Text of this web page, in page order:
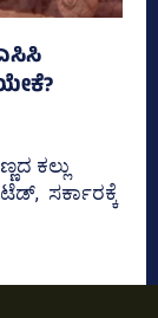
ಕಲ್ಲು
ಸರ್ಕಾರಕ್ಕೆ